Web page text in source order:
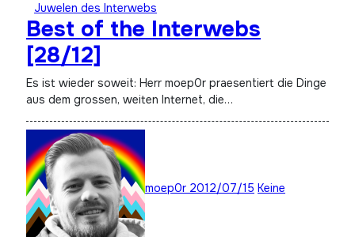
Juwelen des Interwebs
Best of the Interwebs
[28/12]
Es ist wieder soweit: Herr moep0r praesentiert die Dinge
aus dem grossen, weiten Internet, die…
moep0r 2012/07/15 Keine